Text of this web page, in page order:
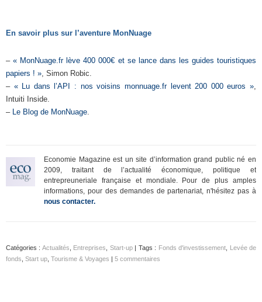
En savoir plus sur l’aventure MonNuage
–« MonNuage.fr lève 400 000€ et se lance dans les guides touristiques
papiers ! », Simon Robic.
– « Lu dans l’API : nos voisins monnuage.fr levent 200 000 euros »,
Intuiti Inside.
– Le Blog de MonNuage.
Economie Magazine est un site d’information grand public né en
2009, traitant de l’actualité économique, politique et
entrepreuneriale française et mondiale. Pour de plus amples
informations, pour des demandes de partenariat, n'hésitez pas à
nous contacter.
Catégories : Actualités, Entreprises, Start-up| Tags : Fonds d'investissement, Levée de
fonds, Start up, Tourisme & Voyages 5 commentaires